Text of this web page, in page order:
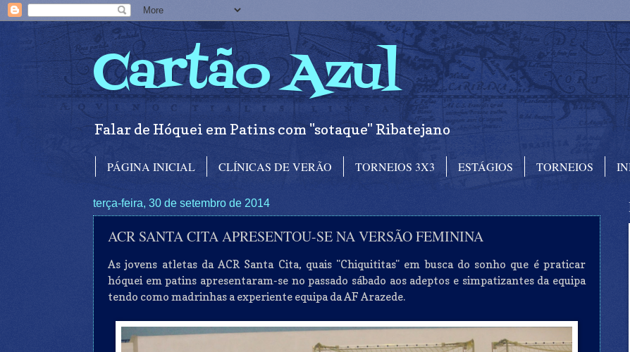
Cartão Azul
Falar de Hóquei em Patins com "sotaque" Ribatejano
PÁGINA INICIAL CLÍNICAS DE VERÃO TORNEIOS 3X3 ESTÁGIOS TORNEIOS
terça-feira, 30 de setembro de 2014
ACR SANTA CITA APRESENTOU-SE NA VERSÃO FEMININA
As jovens atletas daACRSanta Cita, quais "Chiquititas" em busca do sonho que é praticar
hóquei em patins apresentaram-se no passado sábado aos adeptos e simpatizantes da equipa
tendo como madrinhas a experiente equipa daAF Arazede.